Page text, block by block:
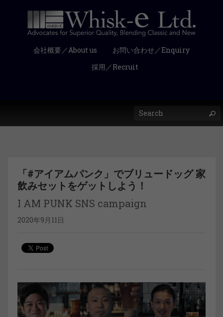
会社概要／About us
お問い合わせ／Enquiry
採用／Recruit
「#アイアムパンク」でブリュードッグ 家
飲みセットをゲットしよう！
I AM PUNK SNS campaign
2020年9月11日